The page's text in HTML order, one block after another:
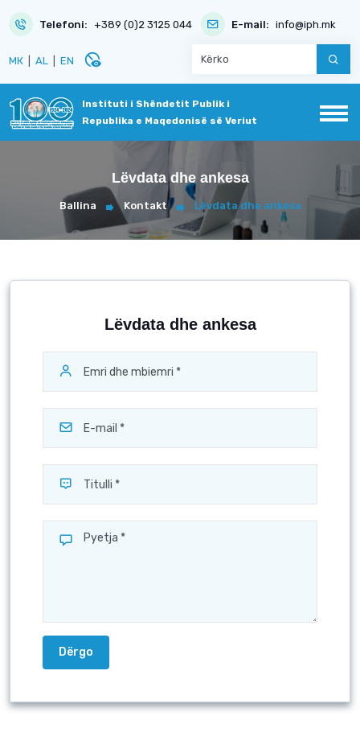
Telefoni: +389 (0)2 3125 044 E-mail: info@iph.mk
МК AL EN disabled_visible
Instituti i Shëndetit Publik i
Republika e Maqedonisë së Veriut
Lëvdata dhe ankesa
Ballina Kontakt Lëvdata dhe ankesa
Lëvdata dhe ankesa
Dërgo